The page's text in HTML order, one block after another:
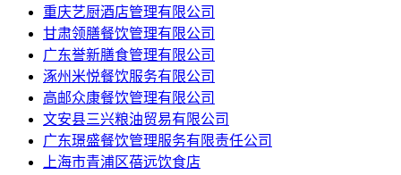
重庆艺厨酒店管理有限公司
甘肃领膳餐饮管理有限公司
广东誉新膳食管理有限公司
涿州米悦餐饮服务有限公司
高邮众康餐饮管理有限公司
文安县三兴粮油贸易有限公司
广东璟盛餐饮管理服务有限责任公司
上海市青浦区蓓远饮食店